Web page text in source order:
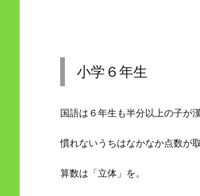
小学６年生
国語は６年生も半分以上の子が
慣れないうちはなかなか点数が
算数は「立体」を。